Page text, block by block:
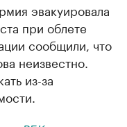
эвакуировала
при облете
сообщили, что
неизвестно.
из-за